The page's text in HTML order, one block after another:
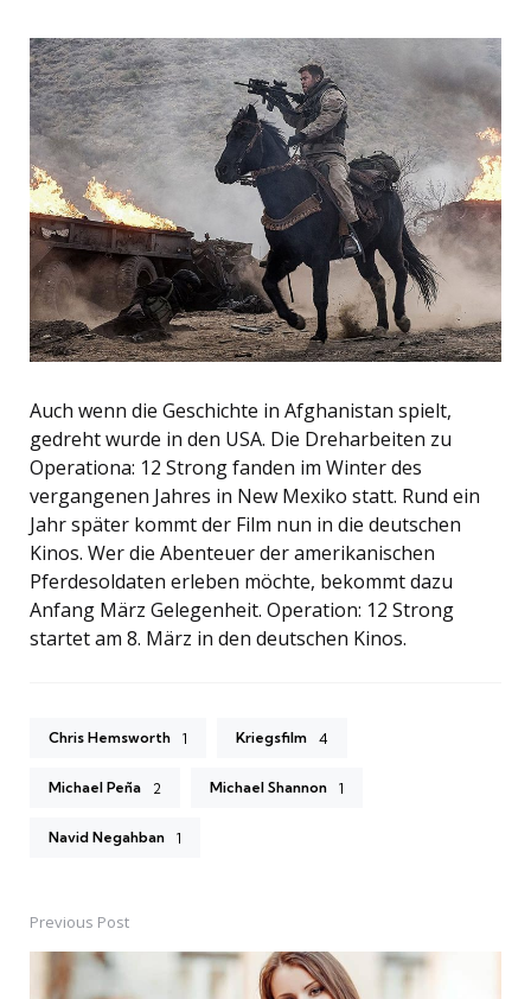
Auch wenn die Geschichte in Afghanistan spielt,
gedreht wurde in den USA. Die Dreharbeiten zu
Operationa: 12 Strong fanden im Winter des
vergangenen Jahres in New Mexiko statt. Rund ein
Jahr später kommt der Film nun in die deutschen
Kinos. Wer die Abenteuer der amerikanischen
Pferdesoldaten erleben möchte, bekommt dazu
Anfang März Gelegenheit. Operation: 12 Strong
startet am 8. März in den deutschen Kinos.
Chris Hemsworth 1 Kriegsfilm 4
Michael Peña 2 Michael Shannon 1
Navid Negahban 1
Post
navigation
Previous Post